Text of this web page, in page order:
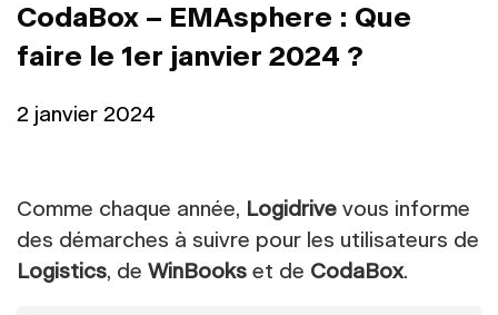
CodaBox – EMAsphere : Que
faire le 1er janvier 2024 ?
2 janvier 2024
Comme chaque année, Logidrive vous informe
des démarches à suivre pour les utilisateurs de
Logistics, de WinBooks et de CodaBox.